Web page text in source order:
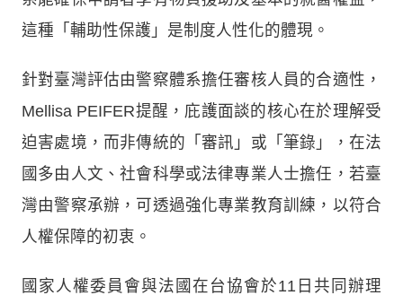
這種「輔助性保護」是制度人性化的體現。
針對臺灣評估由警察體系擔任審核人員的合適性，
Mellisa PEIFER提醒，庇護面談的核心在於理解受
迫害處境，而非傳統的「審訊」或「筆錄」，在法
國多由人文、社會科學或法律專業人士擔任，若臺
灣由警察承辦，可透過強化專業教育訓練，以符合
人權保障的初衷。
國家人權委員會與法國在台協會於11日共同辦理